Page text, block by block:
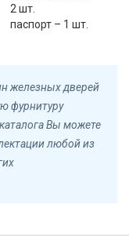
2 шт.
паспорт – 1 шт.
железных дверей
фурнитуру
Вы можете
любой из